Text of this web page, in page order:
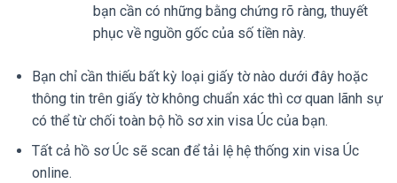
bạn cần có những bằng chứng rõ ràng, thuyết
phục về nguồn gốc của số tiền này.
Bạn chỉ cần thiếu bất kỳ loại giấy tờ nào dưới đây hoặc
thông tin trên giấy tờ không chuẩn xác thì cơ quan lãnh sự
có thể từ chối toàn bộ hồ sơ xin visa Úc của bạn.
Tất cả hồ sơ Úc sẽ scan để tải lệ hệ thống xin visa Úc
online.